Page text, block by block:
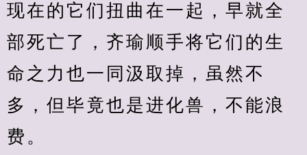
现在的它们扭曲在一起，早就全
部死亡了，齐瑜顺手将它们的生
命之力也一同汲取掉，虽然不
多，但毕竟也是进化兽，不能浪
费。